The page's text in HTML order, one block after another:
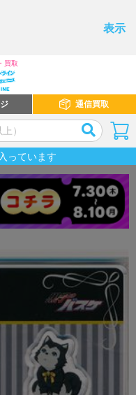
表示
買取
通信買取
っています